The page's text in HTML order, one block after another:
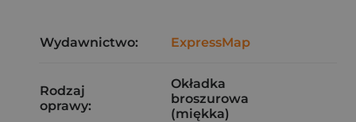
Wydawnictwo: ExpressMap
Rodzaj
oprawy:
Okładka
broszurowa
(miękka)